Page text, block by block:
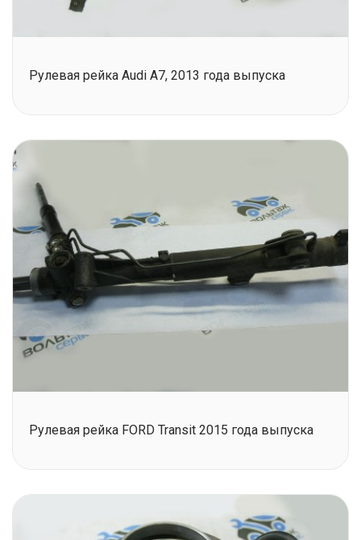
Рулевая рейка Audi A7, 2013 года выпуска
Рулевая рейка FORD Transit 2015 года выпуска